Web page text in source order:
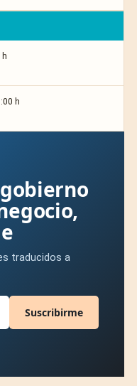
h
h
traducidos a
Suscribirme